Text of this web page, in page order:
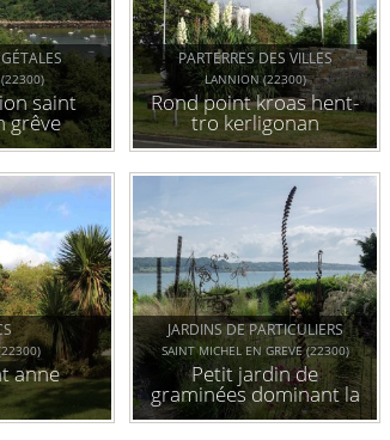
(22300)
saint
grêve
PARTERRES DES VILLES
LANNION (22300)
Rond point kroas hent-
tro kerligonan
anne
JARDINS DE PARTICULIERS
SAINT MICHEL EN GREVE (22300)
Petit jardin de
graminées dominant la
lieue de grève, il y